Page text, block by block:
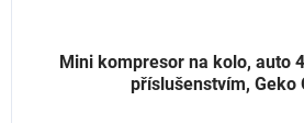
Mini kompresor na kolo, auto
příslušenstvím, Geko